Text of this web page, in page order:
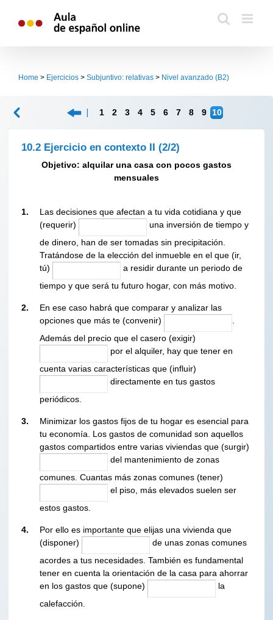
Home > Ejercicios > Subjuntivo: relativas > Nivel avanzado (B2)
1 2 3 4 5 6 7 8 9 10
10.2 Ejercicio en contexto II (2/2)
Objetivo: alquilar una casa con pocos gastos
mensuales
1.
Las decisiones que afectan a tu vida cotidiana y que
(requerir)
una inversión de tiempo y
de dinero, han de ser tomadas sin precipitación.
Tratándose de la elección del inmueble en el que (ir,
tú)
a residir durante un periodo de
tiempo y que será tu futuro hogar, con más motivo.
2.
En ese caso habrá que comparar y analizar las
opciones que más te (convenir)
.
Además del precio que el casero (exigir)
por el alquiler, hay que tener en
cuenta varias características que (influir)
directamente en tus gastos
periódicos.
3.
Minimizar los gastos fijos de tu hogar es esencial para
tu economía. Los gastos de comunidad son aquellos
gastos compartidos entre varias viviendas que (surgir)
del mantenimiento de zonas
comunes. Cuantas más zonas comunes (tener)
el piso, más elevados suelen ser
estos gastos.
4.
Por ello es importante que elijas una vivienda que
(disponer)
de unas zonas comunes
acordes a tus necesidades. También es fundamental
tener en cuenta la orientación de la casa para ahorrar
en los gastos que (supone)
la
calefacción.